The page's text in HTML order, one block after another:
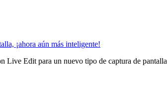
¡ahora aún más inteligente!
Live Edit para un nuevo tipo de captura de pantalla